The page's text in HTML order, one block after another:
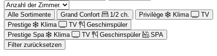
Alle Sortimente Grand Confort 1/2 ch. Privilège Klima
TV
Prestige
Klima TV
Geschirrspüler
Prestige Spa
Klima TV Geschirrspüler
SPA
Filter zurücksetzen